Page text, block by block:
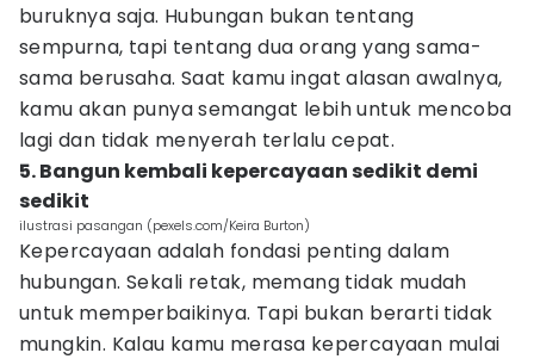
buruknya saja. Hubungan bukan tentang
sempurna, tapi tentang dua orang yang sama-
sama berusaha. Saat kamu ingat alasan awalnya,
kamu akan punya semangat lebih untuk mencoba
lagi dan tidak menyerah terlalu cepat.
5. Bangun kembali kepercayaan sedikit demi
sedikit
ilustrasi pasangan (pexels.com/Keira Burton)
Kepercayaan adalah fondasi penting dalam
hubungan. Sekali retak, memang tidak mudah
untuk memperbaikinya. Tapi bukan berarti tidak
mungkin. Kalau kamu merasa kepercayaan mulai